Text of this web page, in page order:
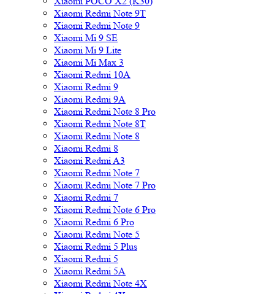
Xiaomi Redmi Note 9T
Xiaomi Redmi Note 9
Xiaomi Mi 9 SE
Xiaomi Mi 9 Lite
Xiaomi Mi Max 3
Xiaomi Redmi 10A
Xiaomi Redmi 9
Xiaomi Redmi 9A
Xiaomi Redmi Note 8 Pro
Xiaomi Redmi Note 8T
Xiaomi Redmi Note 8
Xiaomi Redmi 8
Xiaomi Redmi A3
Xiaomi Redmi Note 7
Xiaomi Redmi Note 7 Pro
Xiaomi Redmi 7
Xiaomi Redmi Note 6 Pro
Xiaomi Redmi 6 Pro
Xiaomi Redmi Note 5
Xiaomi Redmi 5 Plus
Xiaomi Redmi 5
Xiaomi Redmi 5A
Xiaomi Redmi Note 4X